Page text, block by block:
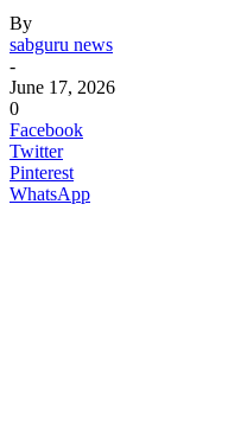
By
sabguru news
-
June 17, 2026
0
Facebook
Twitter
Pinterest
WhatsApp